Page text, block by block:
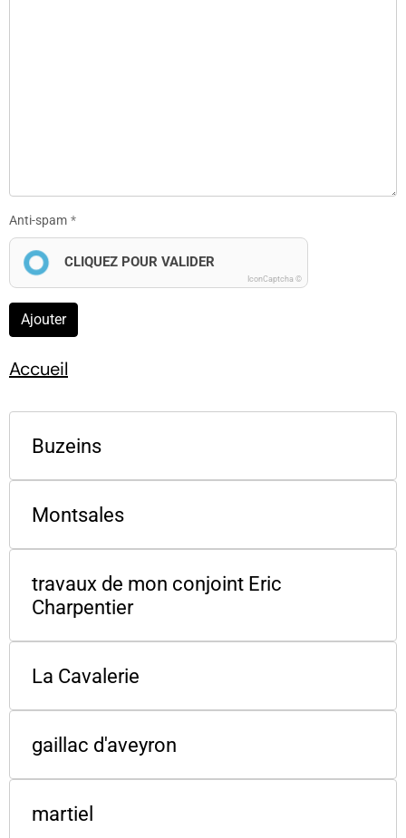
Anti-spam
CLIQUEZ POUR VALIDER
IconCaptcha ©
Ajouter
Accueil
Buzeins
Montsales
travaux de mon conjoint Eric
Charpentier
La Cavalerie
gaillac d'aveyron
martiel